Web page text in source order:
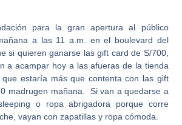
para la gran apertura al público
a las 11 a.m. en el boulevard del
si quieren ganarse las gift card de S/700,
a acampar hoy a las afueras de la tienda
estaría más que contenta con las gift
madrugen mañana. Si van a quedarse a
o ropa abrigadora porque corre
vayan con zapatillas y ropa cómoda.